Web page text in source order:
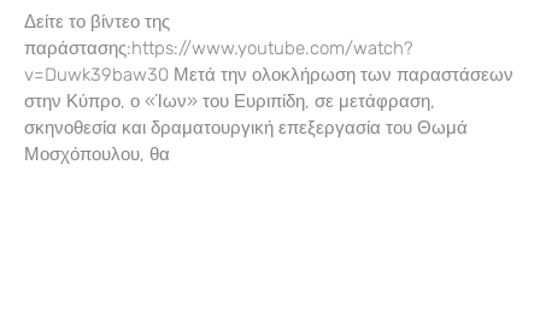
Δείτε το βίντεο της
παράστασης:https://www.youtube.com/watch?
v=Duwk39baw30 Μετά την ολοκλήρωση των παραστάσεων
στην Κύπρο, ο «Ίων» του Ευριπίδη, σε μετάφραση,
σκηνοθεσία και δραματουργική επεξεργασία του Θωμά
Μοσχόπουλου, θα